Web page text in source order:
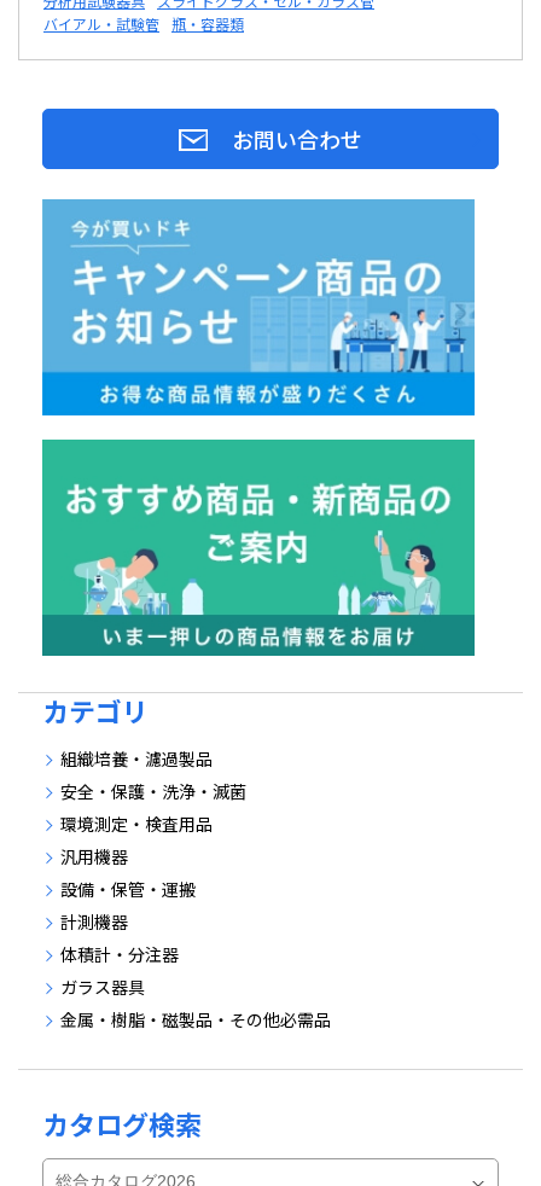
バイアル・試験管 瓶・容器類
お問い合わせ
カテゴリ
組織培養・濾過製品
安全・保護・洗浄・滅菌
環境測定・検査用品
汎用機器
設備・保管・運搬
計測機器
体積計・分注器
ガラス器具
金属・樹脂・磁製品・その他必需品
カタログ検索